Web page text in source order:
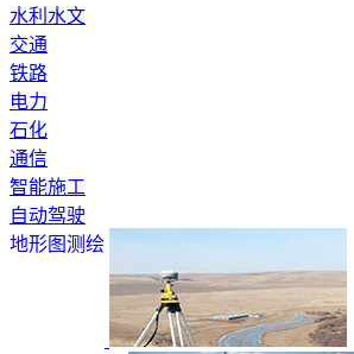
水利水文
交通
铁路
电力
石化
通信
智能施工
自动驾驶
地形图测绘